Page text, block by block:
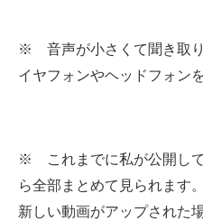
※ 音声が小さくて聞き取
イヤフォンやヘッドフォン
※ これまでに私が公開し
ら全部まとめて見られます。
新しい動画がアップされた